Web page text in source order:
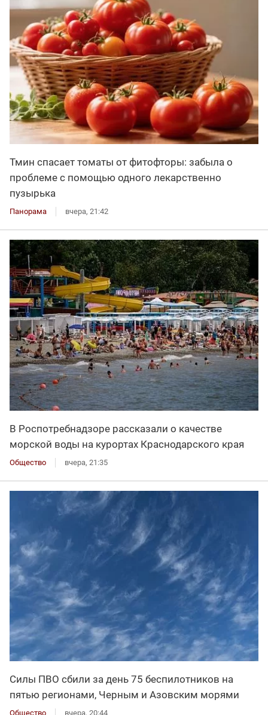
Тмин спасает томаты от фитофторы: забыла о
проблеме с помощью одного лекарственно
пузырька
Панорама вчера, 21:42
В Роспотребнадзоре рассказали о качестве
морской воды на курортах Краснодарского края
Общество вчера, 21:35
Силы ПВО сбили за день 75 беспилотников на
пятью регионами, Черным и Азовским морями
Общество вчера, 20:44